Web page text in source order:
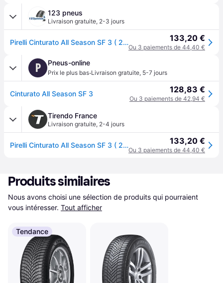
123 pneus
Livraison gratuite, 2-3 jours
Pirelli Cinturato All Season SF 3 ( 205/50 R17 93W XL, avec protège-jante (MFS) ) 133,20 €
Ou 3 paiements de 44,40 €
P Pneus-online
Prix le plus bas·Livraison gratuite, 5-7 jours
Cinturato All Season SF 3 128,83 €
Ou 3 paiements de 42,94 €
Tirendo France
Livraison gratuite, 2-4 jours
Pirelli Cinturato All Season SF 3 ( 205/50 R17 93W XL, avec protège-jante (MFS) ) 133,20 €
Ou 3 paiements de 44,40 €
Produits similaires
Nous avons choisi une sélection de produits qui pourraient
vous intéresser. Tout afficher
Tendance